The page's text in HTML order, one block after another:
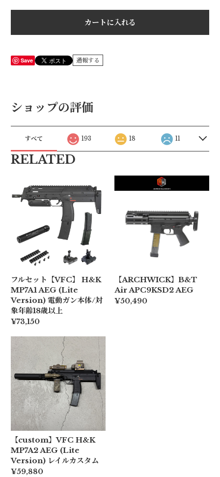
カートに入れる
Save 通報する
ショップの評価
すべて 193 18 11
RELATED
フルセット【VFC】 H&K
MP7A1 AEG (Lite
Version) 電動ガン本体/対
象年齢18歳以上
¥73,150
【ARCHWICK】B&T
Air APC9KSD2 AEG
¥50,490
【custom】VFC H&K
MP7A2 AEG (Lite
Version) レイルカスタム
¥59,880